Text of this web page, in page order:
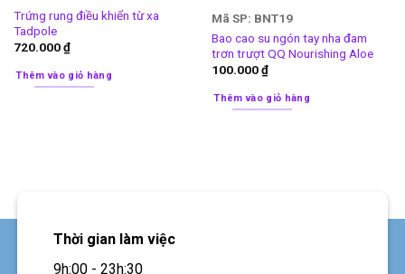
Trứng rung điều khiển từ xa
Tadpole
720.000₫
Thêm vào giỏ hàng
Mã SP: BNT19
Bao cao su ngón tay nha đam
trơn trượt QQ Nourishing Aloe
100.000₫
Thêm vào giỏ hàng
Thời gian làm việc
9h:00 - 23h:30